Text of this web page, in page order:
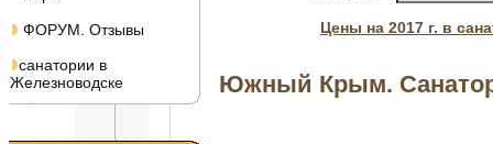
ФОРУМ. Отзывы
санатории в
Железноводске
Цены на 2017 г. в
Южный Крым.